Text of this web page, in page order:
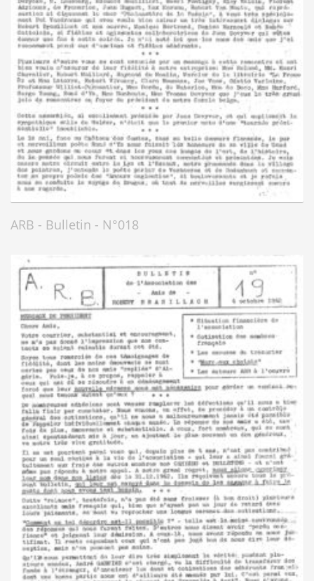
ARB - Bulletin - N°018